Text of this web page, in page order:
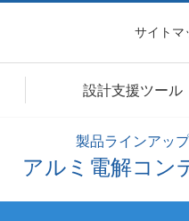
サイトマ
設計支援ツール
製品ラインアップ
アルミ電解コン